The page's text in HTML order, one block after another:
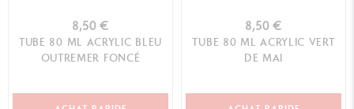
8,50 €
TUBE 80 ML ACRYLIC BLEU
OUTREMER FONCÉ
8,50 €
TUBE 80 ML ACRYLIC VERT
DE MAI